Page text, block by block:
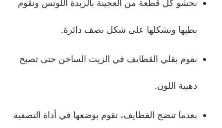
نحشو كل قطعة من العجينة بالزبدة اللوتس ونقوم
بطيها ونشكلها على شكل نصف دائرة.
نقوم بقلي القطايف في الزيت الساخن حتى تصبح
ذهبية اللون.
بعدما تنضج القطايف، نقوم بوضعها في أداة التصفية